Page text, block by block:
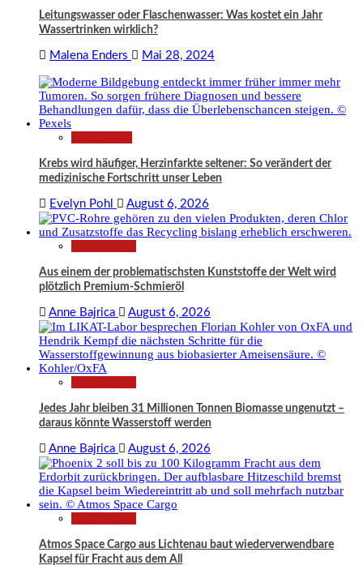
Leitungswasser oder Flaschenwasser: Was kostet ein Jahr
Wassertrinken wirklich?
Malena Enders Mai 28, 2024
Krebs wird häufiger, Herzinfarkte seltener: So verändert der
medizinische Fortschritt unser Leben
Evelyn Pohl August 6, 2026
Aus einem der problematischsten Kunststoffe der Welt wird
plötzlich Premium-Schmieröl
Anne Bajrica August 6, 2026
Jedes Jahr bleiben 31 Millionen Tonnen Biomasse ungenutzt –
daraus könnte Wasserstoff werden
Anne Bajrica August 6, 2026
Atmos Space Cargo aus Lichtenau baut wiederverwendbare
Kapsel für Fracht aus dem All